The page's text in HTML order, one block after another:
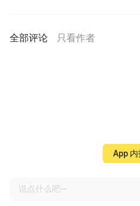
全部评论 只看作者
说点什么吧~
App